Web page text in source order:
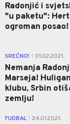
Radonjić i
"u paketu":
ogroman posao!
SREĆNO! 01.02.2021.
Nemanja
Marseja!
klubu, Srbin
zemlju!
FUDBAL 24.01.2021.